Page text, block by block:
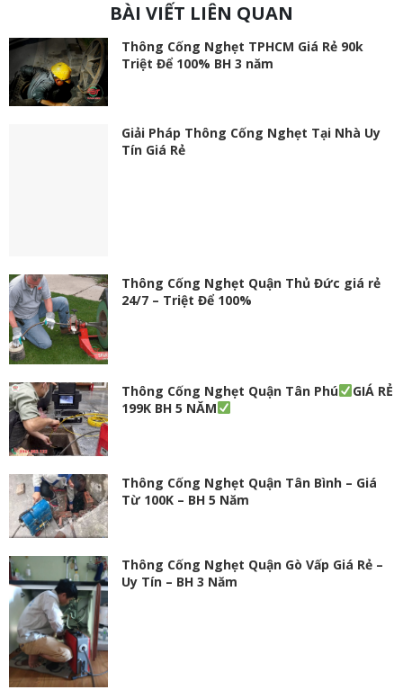
BÀI VIẾT LIÊN QUAN
Thông Cống Nghẹt TPHCM Giá Rẻ 90k
Triệt Để 100% BH 3 năm
Giải Pháp Thông Cống Nghẹt Tại Nhà Uy
Tín Giá Rẻ
Thông Cống Nghẹt Quận Thủ Đức giá rẻ
24/7 – Triệt Để 100%
Thông Cống Nghẹt Quận Tân Phú
GIÁ RẺ
199K BH 5 NĂM
Thông Cống Nghẹt Quận Tân Bình – Giá
Từ 100K – BH 5 Năm
Thông Cống Nghẹt Quận Gò Vấp Giá Rẻ –
Uy Tín – BH 3 Năm